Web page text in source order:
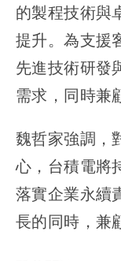
的製程技術與
提升。為支援
先進技術研發
需求，同時兼
魏哲家強調，
心，台積電將
落實企業永續
長的同時，兼